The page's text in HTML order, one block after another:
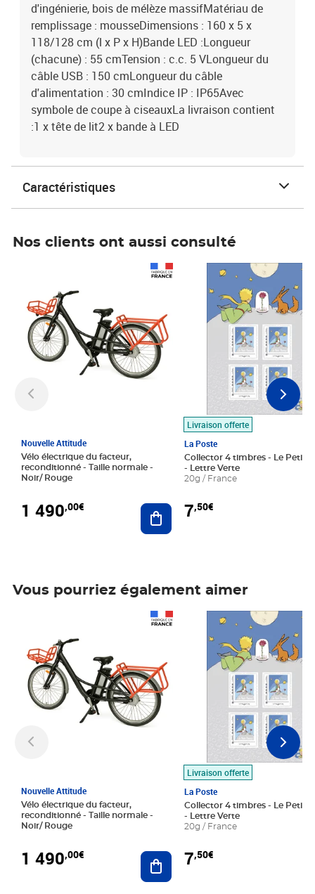
d'ingénierie, bois de mélèze massifMatériau de
remplissage : mousseDimensions : 160 x 5 x
118/128 cm (l x P x H)Bande LED :Longueur
(chacune) : 55 cmTension : c.c. 5 VLongueur du
câble USB : 150 cmLongueur du câble
d'alimentation : 30 cmIndice IP : IP65Avec
symbole de coupe à ciseauxLa livraison contient
:1 x tête de lit2 x bande à LED
Caractéristiques
Nos clients ont aussi consulté
Nouvelle Attitude
Vélo électrique du facteur,
reconditionné - Taille normale -
Noir/ Rouge
1 490,00€ Ajouter au panier
Livraison offerte
La Poste
Collector 4 timbres - Le Petit
- Lettre Verte
20g / France
7,50€
Prix 7,50€
Vous pourriez également aimer
Nouvelle Attitude
Vélo électrique du facteur,
reconditionné - Taille normale -
Noir/ Rouge
1 490,00€ Ajouter au panier
Livraison offerte
La Poste
Collector 4 timbres - Le Petit
- Lettre Verte
20g / France
7,50€
Prix 7,50€